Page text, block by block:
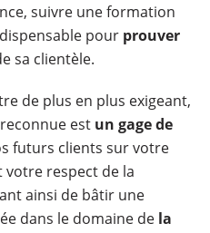
suivre une formation
pour prouver
sa clientèle.
de plus en plus exigeant,
est un gage de
futurs clients sur votre
votre respect de la
ainsi de bâtir une
dans le domaine de la